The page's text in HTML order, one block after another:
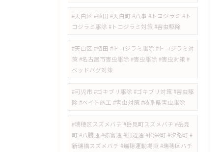
#天白区 #植田 #天白町 #八事 #トコジラミ #ト
コジラミ駆除 #トコジラミ対策 #害虫駆除
#天白区 #植田 #トコジラミ駆除 #トコジラミ対
策 #名古屋市害虫駆除 #害虫駆除 #害虫対策 #
ベッドバグ対策
#可児市 #ゴキブリ駆除 #ゴキブリ対策 #害虫駆
除 #ベイト施工 #害虫対策 #岐阜県害虫駆除
#瑞穂区スズメバチ #岳見町スズメバチ #岳見
町 #八勝通 #弥富通 #田辺通 #松栄町 #汐路町 #
新瑞橋スズメバチ #瑞穂運動場東 #瑞穂区ハチ